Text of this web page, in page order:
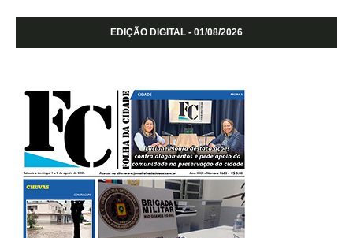
EDIÇÃO DIGITAL - 01/08/2026